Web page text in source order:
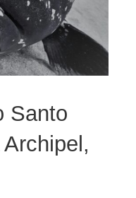
Santo